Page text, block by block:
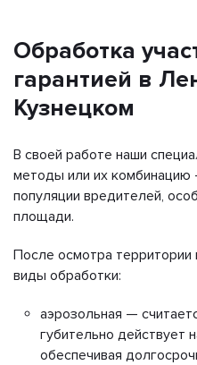
Обработка
гарантией в
Кузнецком
В своей работе наши
методы или их комбинацию
популяции вредителей,
площади.
После осмотра
виды обработки:
аэрозольная —
губительно действует
обеспечивая